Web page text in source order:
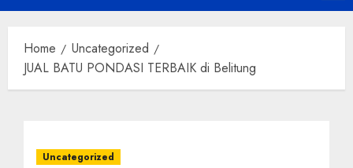
Menu
Home
Uncategorized
JUAL BATU PONDASI TERBAIK di Belitung
Uncategorized